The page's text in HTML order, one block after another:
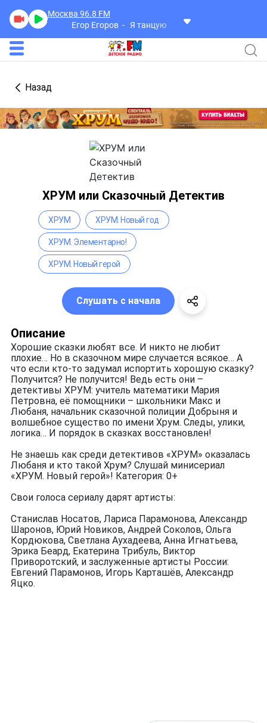
Москва 96.8 FM
Егор Егоров
Я танцую
Назад
ХРУМ или Сказочный Детектив
Описание
Хорошие сказки любят все. И никто не любит
плохие… Но в сказочном мире случается всякое… А
что если кто-то задумал испортить хорошую сказку?
Получится? Не получится! Ведь есть они –
детективы ХРУМ: учитель математики Мария
Петровна, её помощники – школьники Макс и
Любаня, начальник сказочной полиции Добрыня и
волшебное существо по имени Хрум. Следы, улики,
логика… И порядок в сказках восстановлен!
Не знаешь как среди детективов «ХРУМ» оказалась
Любаня и кто такой Хрум? Слушай минисериал
«ХРУМ. Новый герой»! Категория: 0+
Свои голоса сериалу дарят артисты:
Станислав Носатов, Лариса Парамонова, Александр
Шаронов, Юрий Новиков, Андрей Соколов, Ольга
Кордюкова, Светлана Аухадеева, Анна Игнатьева,
Эрика Беард, Екатерина Трибуль, Виктор
Приворотский, и заслуженные артисты России:
Евгений Парамонов, Игорь Карташёв, Александр
Яцко.
ХРУМ ХРУМ. Новый год
ХРУМ. Элементарно!
ХРУМ. Новый герой
Слушать с начала